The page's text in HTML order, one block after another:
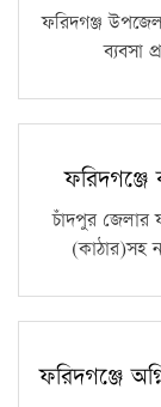
ফরিদগঞ্জ
ব্যবসা
ফরিদগঞ্জে
চাঁদপুর জেলার
(কাঠার)সহ
ফরিদগঞ্জে